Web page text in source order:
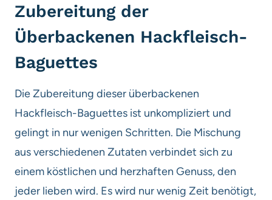
Zubereitung der
Überbackenen Hackfleisch-
Baguettes
Die Zubereitung dieser überbackenen
Hackfleisch-Baguettes ist unkompliziert und
gelingt in nur wenigen Schritten. Die Mischung
aus verschiedenen Zutaten verbindet sich zu
einem köstlichen und herzhaften Genuss, den
jeder lieben wird. Es wird nur wenig Zeit benötigt,